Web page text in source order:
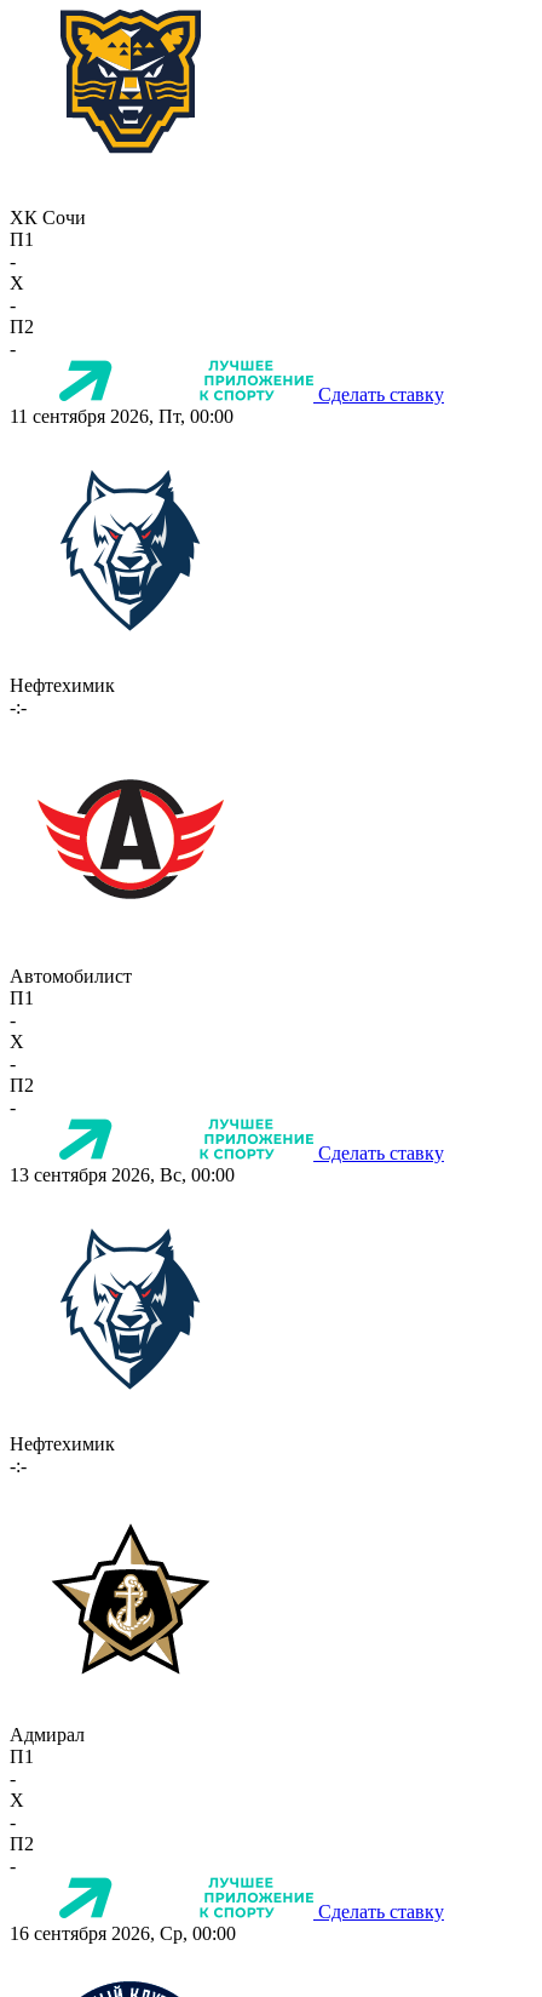
ХК Сочи
П1
-
X
-
П2
-
Сделать ставку
11 сентября 2026, Пт, 00:00
Нефтехимик
-:-
Автомобилист
П1
-
X
-
П2
-
Сделать ставку
13 сентября 2026, Вс, 00:00
Нефтехимик
-:-
Адмирал
П1
-
X
-
П2
-
Сделать ставку
16 сентября 2026, Ср, 00:00